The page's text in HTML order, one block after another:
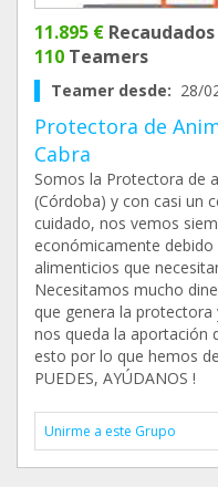
11.895 € Recaudados
110 Teamers
Teamer desde: 28/
Protectora de
Cabra
Somos la Protectora de
(Córdoba) y con casi un
cuidado, nos vemos
económicamente
alimenticios que
Necesitamos mucho
que genera la protectora
nos queda la aportación
esto por lo que hemos
PUEDES, AYÚDANOS !
Unirme a este Grupo